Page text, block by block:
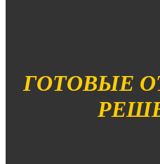
ГОТОВЫЕ